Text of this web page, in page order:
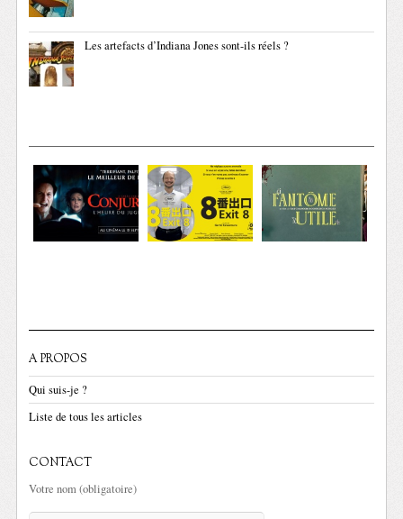
Les artefacts d’Indiana Jones sont-ils réels ?
A PROPOS
Qui suis-je ?
Liste de tous les articles
CONTACT
Votre nom (obligatoire)